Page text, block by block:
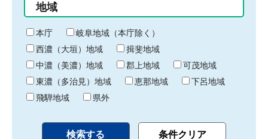
り
終
わ
り
地域
本庁
岐阜地域（本庁除く）
西濃（大垣）地域
揖斐地域
中濃（美濃）地域
郡上地域
可茂地域
東濃（多治見）地域
恵那地域
下呂地域
飛騨地域
県外